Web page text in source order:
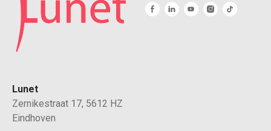
Lunet
Zernikestraat 17, 5612 HZ
Eindhoven